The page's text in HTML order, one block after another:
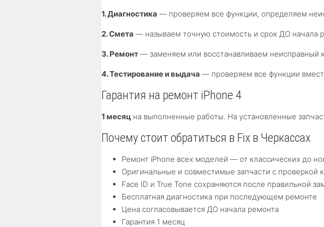
1. Диагностика — проверяем все функции, определяем
2. Смета — называем точную стоимость и срок ДО начала
3. Ремонт — заменяем или восстанавливаем неисправный
4. Тестирование и выдача — проверяем все функции
Гарантия на ремонт iPhone 4
1 месяц на выполненные работы. На установленные
Почему стоит обратиться в Fix в Черкассах
Ремонт iPhone всех моделей — от классических до
Оригинальные и совместимые запчасти с проверкой
Face ID и True Tone сохраняются после правильной
Бесплатная диагностика при последующем ремонте
Цена согласовывается ДО начала ремонта
Гарантия 1 месяц